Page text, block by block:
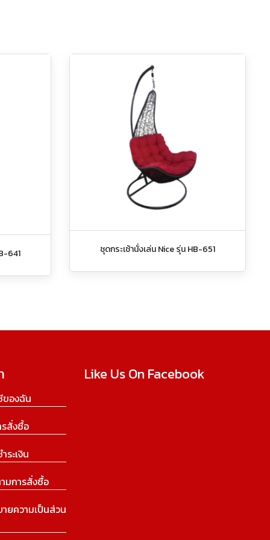
641 ชุดกระเช้านั่งเล่น Nice รุ่น HB-651
องฉัน
สั่งซื้อ
ระเงิน
มการสั่งซื้อ
ายความเป็นส่วน
Like Us On Facebook